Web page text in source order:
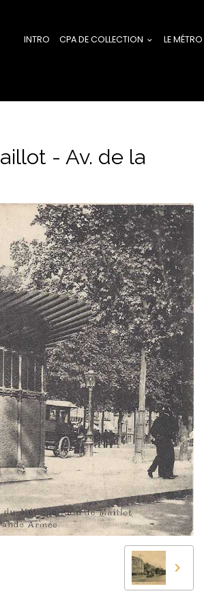
INTRO CPA DE COLLECTION LE
- Av. de la